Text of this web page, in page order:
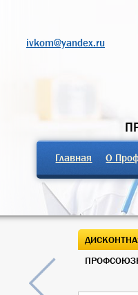
ivkom@yandex.ru
Главная О